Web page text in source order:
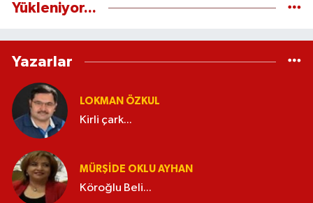
Yükleniyor...
Yazarlar
LOKMAN ÖZKUL
Kirli çark...
MÜRŞIDE OKLU AYHAN
Köroğlu Beli...